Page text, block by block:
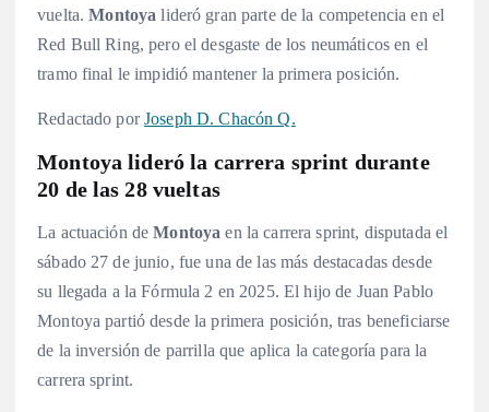
vuelta.Montoya lideró gran parte de la competencia en el
Red Bull Ring, pero el desgaste de los neumáticos en el
tramo final le impidió mantener la primera posición.
Redactado porJoseph D. Chacón Q.
Montoya lideró la carrera sprint durante
20 de las 28 vueltas
La actuación deMontoya en la carrera sprint, disputada el
sábado 27 de junio, fue una de las más destacadas desde
su llegada a la Fórmula 2 en 2025. El hijo de Juan Pablo
Montoya partió desde la primera posición, tras beneficiarse
de la inversión de parrilla que aplica la categoría para la
carrera sprint.